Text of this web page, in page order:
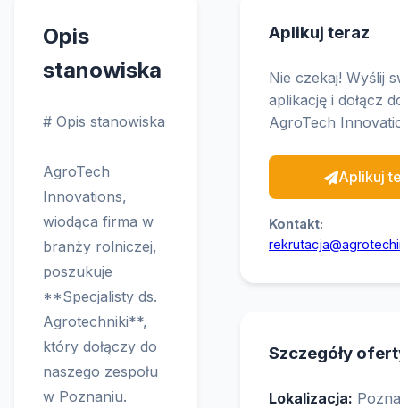
Opis
stanowiska
# Opis stanowiska
AgroTech
Innovations,
wiodąca firma w
branży rolniczej,
poszukuje
**Specjalisty ds.
Agrotechniki**,
który dołączy do
naszego zespołu
w Poznaniu.
Aplikuj teraz
Nie czekaj! Wyślij
aplikację i dołącz
AgroTech
Aplikuj
Kontakt:
Szczegóły
Lokalizacja: